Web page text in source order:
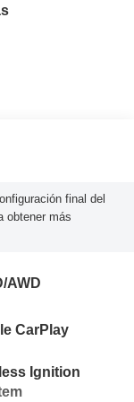
final del
obtener más
AWD
CarPlay
Ignition